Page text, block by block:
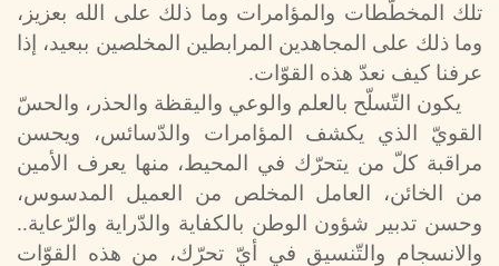
تلك المخطّطات والمؤامرات وما ذلك على الله بعزيز،
وما ذلك على المجاهدين المرابطين المخلصين ببعيد، إذا
عرفنا كيف نعدّ هذه القوّات.
يكون التّسلّح بالعلم والوعي واليقظة والحذر، والحسّ
القويّ الذي يكشف المؤامرات والدّسائس، ويحسن
مراقبة كلّ من يتحرّك في المحيط، منها يعرف الأمين
من الخائن، العامل المخلص من العميل المدسوس،
وحسن تدبير شؤون الوطن بالكفاية والدّراية والرّعاية..
والانسجام والتّنسيق في أيّ تحرّك، من هذه القوّات